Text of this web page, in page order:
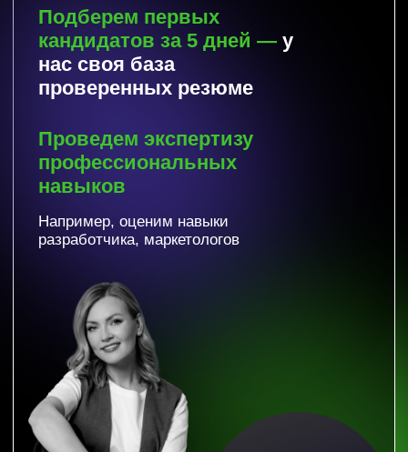
*Instagram и Facebook признаны
экстремистскими организациями
и запрещены на территории РФ
Все права защищены Тимлайн-Консалт
©️ 2026
Согласие на на получение
маркетинговой информации
@Team_Assessment